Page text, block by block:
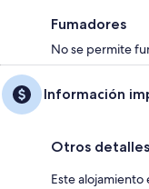
Fumadores
No se permite
Información
Otros detalles
Este